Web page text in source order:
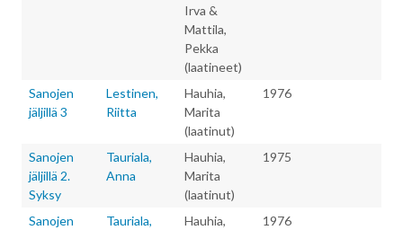
Irva &
Mattila,
Pekka
(laatineet)
Sanojen
jäljillä 3
Lestinen,
Riitta
Hauhia,
Marita
(laatinut)
1976
Sanojen
jäljillä 2.
Syksy
Tauriala,
Anna
Hauhia,
Marita
(laatinut)
1975
Sanojen Tauriala, Hauhia, 1976